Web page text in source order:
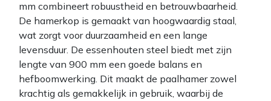
mm combineert robuustheid en betrouwbaarheid.
De hamerkop is gemaakt van hoogwaardig staal,
wat zorgt voor duurzaamheid en een lange
levensduur. De essenhouten steel biedt met zijn
lengte van 900 mm een goede balans en
hefboomwerking. Dit maakt de paalhamer zowel
krachtig als gemakkelijk in gebruik, waarbij de